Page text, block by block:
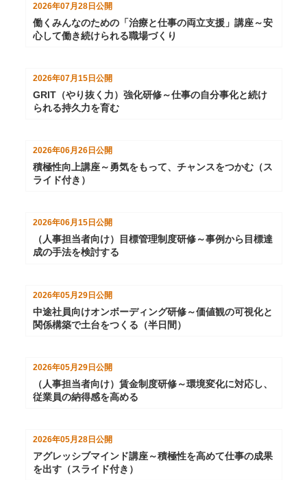
2026年07月28日 公開
働くみんなのための「治療と仕事の両立支援」講座～安
心して働き続けられる職場づくり
2026年07月15日 公開
GRIT（やり抜く力）強化研修～仕事の自分事化と続け
られる持久力を育む
2026年06月26日 公開
積極性向上講座～勇気をもって、チャンスをつかむ（ス
ライド付き）
2026年06月15日 公開
（人事担当者向け）目標管理制度研修～事例から目標達
成の手法を検討する
2026年05月29日公開
中途社員向けオンボーディング研修～価値観の可視化と
関係構築で土台をつくる（半日間）
2026年05月29日公開
（人事担当者向け）賃金制度研修～環境変化に対応し、
従業員の納得感を高める
2026年05月28日 公開
アグレッシブマインド講座～積極性を高めて仕事の成果
を出す（スライド付き）